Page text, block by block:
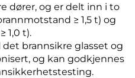
dører, og er delt inn i to
≥ 1,5 t) og
1,0 t).
brannsikre glasset og
og kan godkjennes